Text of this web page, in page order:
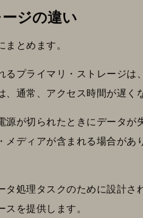
ジの違い
とめます。
プライマリ・ストレージは
通常、アクセス時間が遅く
が切られたときにデータが
ディアが含まれる場合があ
処理タスクのために設計さ
を提供します。